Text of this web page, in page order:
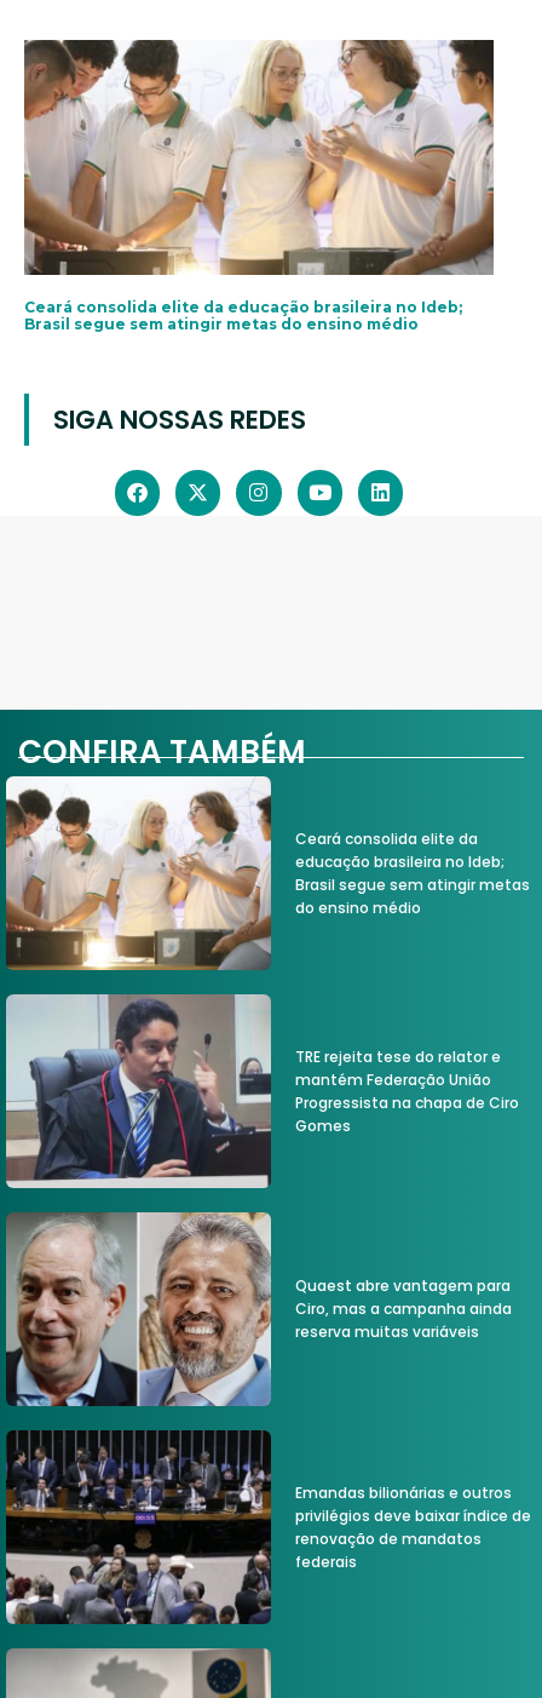
Ceará consolida elite da educação brasileira no Ideb;
Brasil segue sem atingir metas do ensino médio
SIGA NOSSAS REDES
CONFIRA TAMBÉM
Ceará consolida elite da
educação brasileira no Ideb;
Brasil segue sem atingir metas
do ensino médio
TRE rejeita tese do relator e
mantém Federação União
Progressista na chapa de Ciro
Gomes
Quaest abre vantagem para
Ciro, mas a campanha ainda
reserva muitas variáveis
Emandas bilionárias e outros
privilégios deve baixar índice de
renovação de mandatos
federais